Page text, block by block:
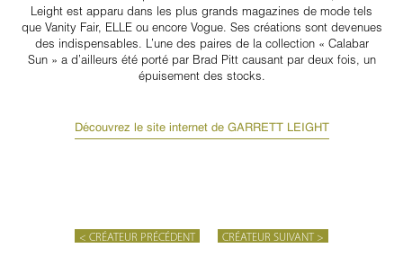
Leight est apparu dans les plus grands magazines de mode tels
que Vanity Fair, ELLE ou encore Vogue. Ses créations sont devenues
des indispensables. L’une des paires de la collection « Calabar
Sun » a d’ailleurs été porté par Brad Pitt causant par deux fois, un
épuisement des stocks.
Découvrez le site internet de GARRETT LEIGHT
< CRÉATEUR PRÉCÉDENT CRÉATEUR SUIVANT >